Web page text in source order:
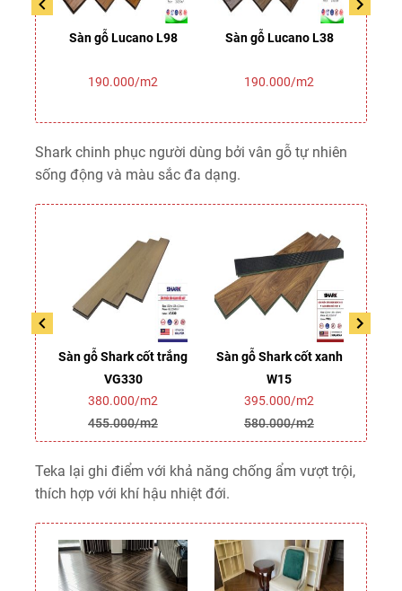
Sàn gỗ Lucano L98
190.000/m2
Sàn gỗ Lucano L38
190.000/m2
Shark chinh phục người dùng bởi vân gỗ tự nhiên
sống động và màu sắc đa dạng.
Sàn gỗ Shark cốt trắng
VG330
380.000/m2
455.000/m2
Sàn gỗ Shark cốt xanh
W15
395.000/m2
580.000/m2
Teka lại ghi điểm với khả năng chống ẩm vượt trội,
thích hợp với khí hậu nhiệt đới.